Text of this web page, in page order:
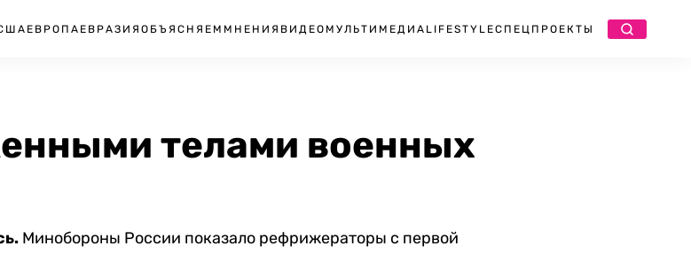
ЕВРОПА ЕВРАЗИЯ ОБЪЯСНЯЕМ МНЕНИЯ ВИДЕО МУЛЬТИМЕДИА LIFESTYLEСПЕЦПРОЕКТЫ
телами военных
Минобороны России показало рефрижераторы с первой